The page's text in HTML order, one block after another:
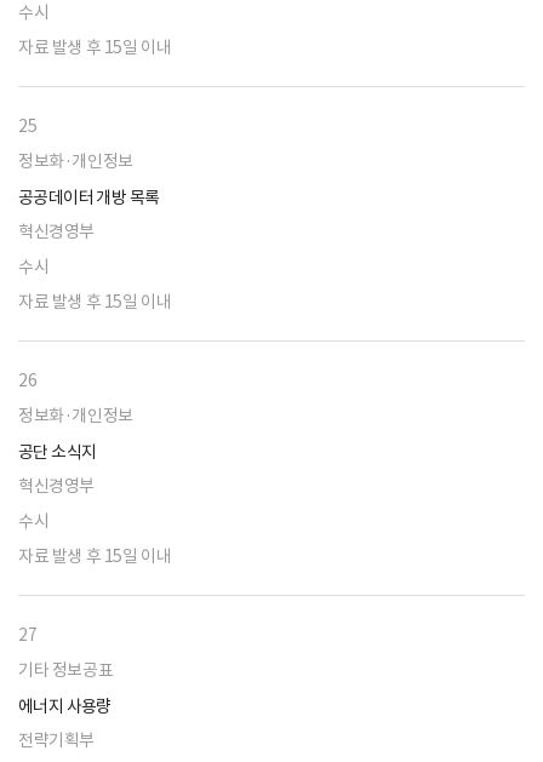
수시
자료 발생 후 15일 이내
25
정보화·개인정보
공공데이터 개방 목록
혁신경영부
수시
자료 발생 후 15일 이내
26
정보화·개인정보
공단 소식지
혁신경영부
수시
자료 발생 후 15일 이내
27
기타 정보공표
에너지 사용량
전략기획부